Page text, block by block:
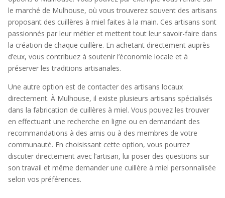
le marché de Mulhouse, où vous trouverez souvent des artisans
proposant des cuillères à miel faites à la main. Ces artisans sont
passionnés par leur métier et mettent tout leur savoir-faire dans
la création de chaque cuillère. En achetant directement auprès
d’eux, vous contribuez à soutenir l’économie locale et à
préserver les traditions artisanales.
Une autre option est de contacter des artisans locaux
directement. À Mulhouse, il existe plusieurs artisans spécialisés
dans la fabrication de cuillères à miel. Vous pouvez les trouver
en effectuant une recherche en ligne ou en demandant des
recommandations à des amis ou à des membres de votre
communauté. En choisissant cette option, vous pourrez
discuter directement avec l’artisan, lui poser des questions sur
son travail et même demander une cuillère à miel personnalisée
selon vos préférences.